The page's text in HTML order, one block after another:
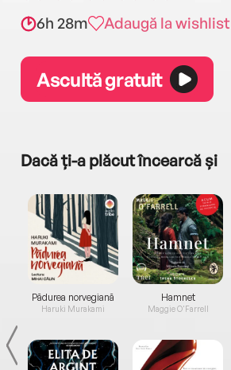
6h 28m
Adaugă la wishlist
Ascultă gratuit
Dacă ți-a plăcut încearcă și
Pădurea norvegiană
Haruki Murakami
Hamnet
Maggie O'Farrell